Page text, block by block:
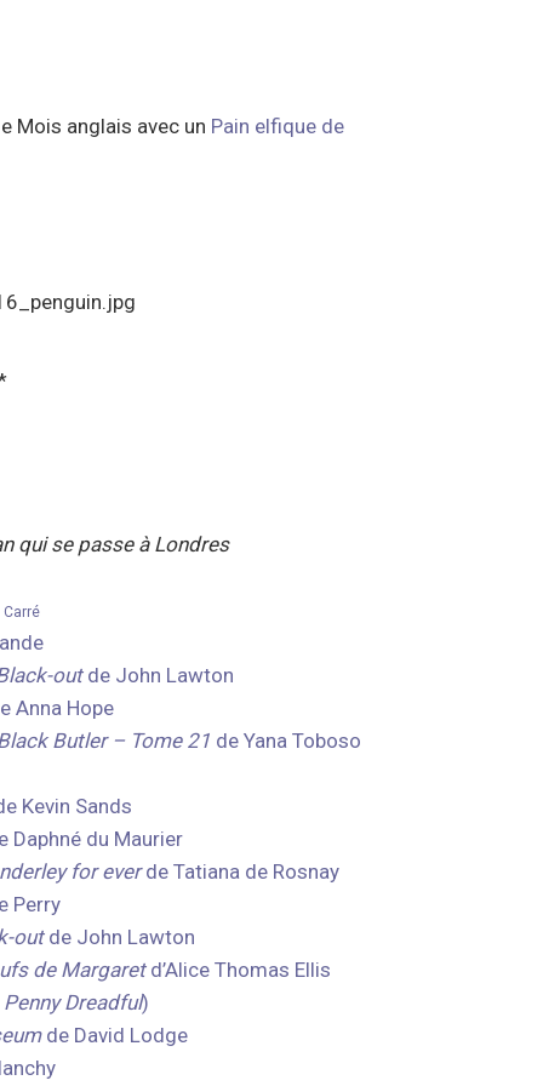
Mois anglais avec un Pain elfique de
qui se passe à Londres
outde John Lawton
Anna Hope
Butler – Tome 21 de Yana Toboso
Kevin Sands
Daphné du Maurier
for everde Tatiana de Rosnay
Perry
outde John Lawton
de Margaret d’Alice Thomas Ellis
Penny Dreadful)
de David Lodge